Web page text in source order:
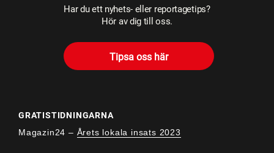
Har du ett nyhets- eller reportagetips?
Hör av dig till oss.
Tipsa oss här
GRATISTIDNINGARNA
Magazin24 – Årets lokala insats 2023